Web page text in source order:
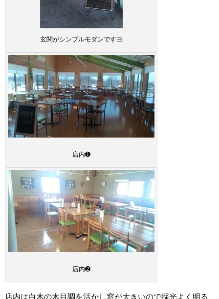
玄関がシンプルモダンですヨ
店内➊
店内➋
店内は白木の木目調を活かし窓が大きいので採光よく明る